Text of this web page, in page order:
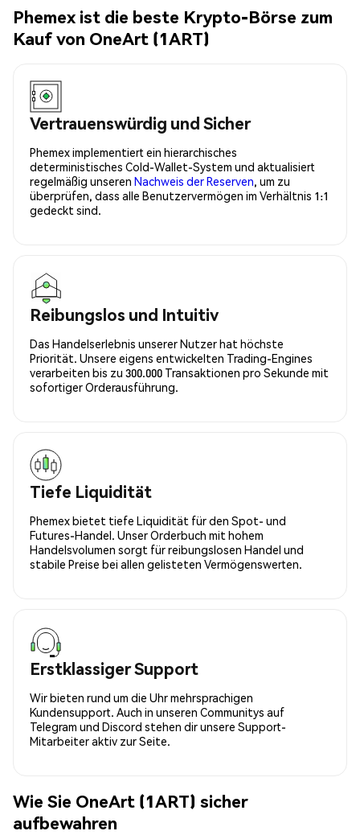
Phemex ist die beste Krypto-Börse zum
Kauf von OneArt (1ART)
Vertrauenswürdig und Sicher
Phemex implementiert ein hierarchisches
deterministisches Cold-Wallet-System und aktualisiert
regelmäßig unseren Nachweis der Reserven, um zu
überprüfen, dass alle Benutzervermögen im Verhältnis 1:1
gedeckt sind.
Reibungslos und Intuitiv
Das Handelserlebnis unserer Nutzer hat höchste
Priorität. Unsere eigens entwickelten Trading-Engines
verarbeiten bis zu 300.000 Transaktionen pro Sekunde mit
sofortiger Orderausführung.
Tiefe Liquidität
Phemex bietet tiefe Liquidität für den Spot- und
Futures-Handel. Unser Orderbuch mit hohem
Handelsvolumen sorgt für reibungslosen Handel und
stabile Preise bei allen gelisteten Vermögenswerten.
Erstklassiger Support
Wir bieten rund um die Uhr mehrsprachigen
Kundensupport. Auch in unseren Communitys auf
Telegram und Discord stehen dir unsere Support-
Mitarbeiter aktiv zur Seite.
Wie Sie OneArt (1ART) sicher
aufbewahren